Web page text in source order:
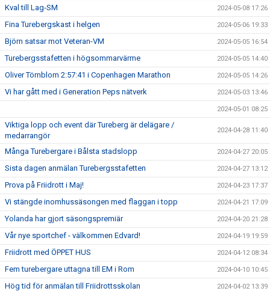
Kval till Lag-SM 2024-05-08 17:26
Fina Turebergskast i helgen 2024-05-06 19:33
Björn satsar mot Veteran-VM 2024-05-05 16:54
Turebergsstafetten i högsommarvärme 2024-05-05 14:40
Oliver Törnblom 2:57:41 i Copenhagen Marathon 2024-05-05 14:26
Vi har gått med i Generation Peps nätverk 2024-05-03 13:46
2024-05-01 08:25
Viktiga lopp och event där Tureberg är delägare /
medarrangör
2024-04-28 11:40
Många Turebergare i Bålsta stadslopp 2024-04-27 20:05
Sista dagen anmälan Turebergsstafetten 2024-04-27 13:12
Prova på Friidrott i Maj! 2024-04-23 17:37
Vi stängde inomhussäsongen med flaggan i topp 2024-04-21 17:09
Yolanda har gjort säsongspremiär 2024-04-20 21:28
Vår nye sportchef - välkommen Edvard! 2024-04-19 19:59
Friidrott med ÖPPET HUS 2024-04-12 08:34
Fem turebergare uttagna till EM i Rom 2024-04-10 10:45
Hög tid för anmälan till Friidrottsskolan 2024-04-02 13:39